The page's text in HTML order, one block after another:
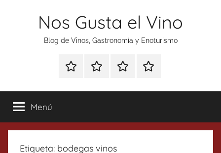
Nos Gusta el Vino
Blog de Vinos, Gastronomía y Enoturismo
Especial
Tonics
Enoturismo
Gastronomía
RankingContacto
Menú
Etiqueta: bodegas vinos